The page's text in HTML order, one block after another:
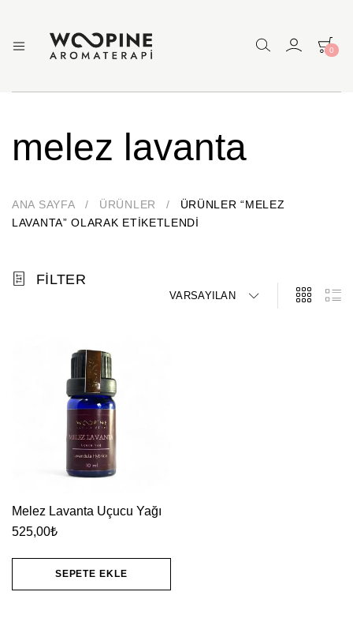
Çakra
Çeşitli
Aromaterapi
Ürünler
0
ANA SAYFA / ÜRÜNLER /
ÜRÜNLER “MELEZ
LAVANTA” OLARAK ETIKETLENDI
melez lavanta
FILTER
VARSAYILAN
Melez Lavanta Uçucu Yağı
525,00₺
SEPETE EKLE